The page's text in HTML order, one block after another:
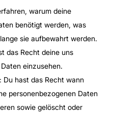
warum deine
benötigt werden, was
sie aufbewahrt werden.
das Recht deine uns
einzusehen.
Du hast das Recht wann
personenbezogenen Daten
sowie gelöscht oder